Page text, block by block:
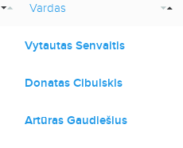
Vardas
Vytautas Senvaitis
Donatas Cibulskis
Artūras Gaudiešius